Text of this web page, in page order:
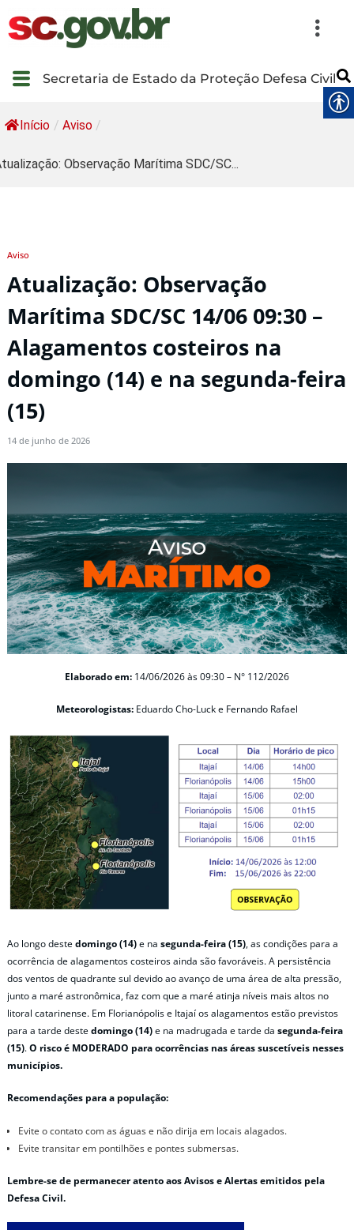
Secretaria de Estado da Proteção Defesa Civil
Início / Aviso /
Observação Marítima SDC/SC...
Aviso
Atualização: Observação
Marítima SDC/SC 14/06 09:30 –
Alagamentos costeiros na
domingo (14) e na segunda-feira
(15)
14 de junho de 2026
Elaborado em: 14/06/2026 às 09:30 – N° 112/2026
Meteorologistas: Eduardo Cho-Luck e Fernando Rafael
Ao longo destedomingo (14)e na segunda-feira (15), as condições para a
ocorrência de alagamentos costeiros ainda são favoráveis. A persistência
dos ventos de quadrante sul devido ao avanço de uma área de alta pressão,
junto a maré astronômica, faz com que a maré atinja níveis mais altos no
litoral catarinense. Em Florianópolis e Itajaí os alagamentos estão previstos
para a tarde destedomingo (14)e na madrugada e tarde da segunda-feira
(15).O risco é MODERADO para ocorrências nas áreas suscetíveis nesses
municípios.
Recomendações para a população:
Evite o contato com as águas e não dirija em locais alagados.
Evite transitar em pontilhões e pontes submersas.
Lembre-se de permanecer atento aos Avisos e Alertas emitidos pela
Defesa Civil.